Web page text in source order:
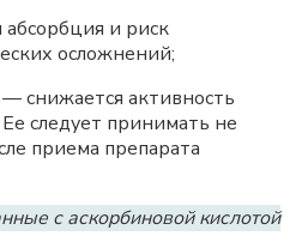
и риск
осложнений;
снижается активность
следует принимать не
приема препарата
с аскорбиновой кислотой